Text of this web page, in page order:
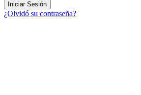
Iniciar Sesión
¿Olvidó su contraseña?